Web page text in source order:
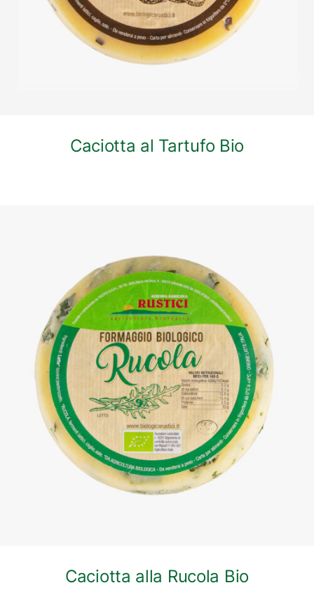
Caciotta al Tartufo Bio
DETTAGLI
Caciotta alla Rucola Bio